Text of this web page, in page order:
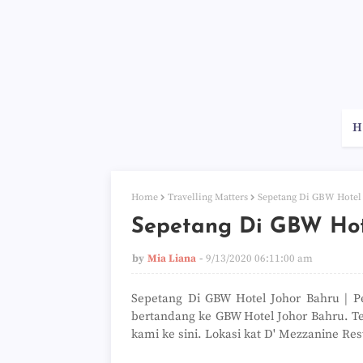
Home Travelling Matters Sepetang Di GBW
Sepetang Di GBW
by Mia Liana 9/13/2020 06:11:00 am
Sepetang Di GBW Hotel Johor Bahru |
bertandang ke GBW Hotel Johor Bahru.
kami ke sini. Lokasi kat D' Mezzanine